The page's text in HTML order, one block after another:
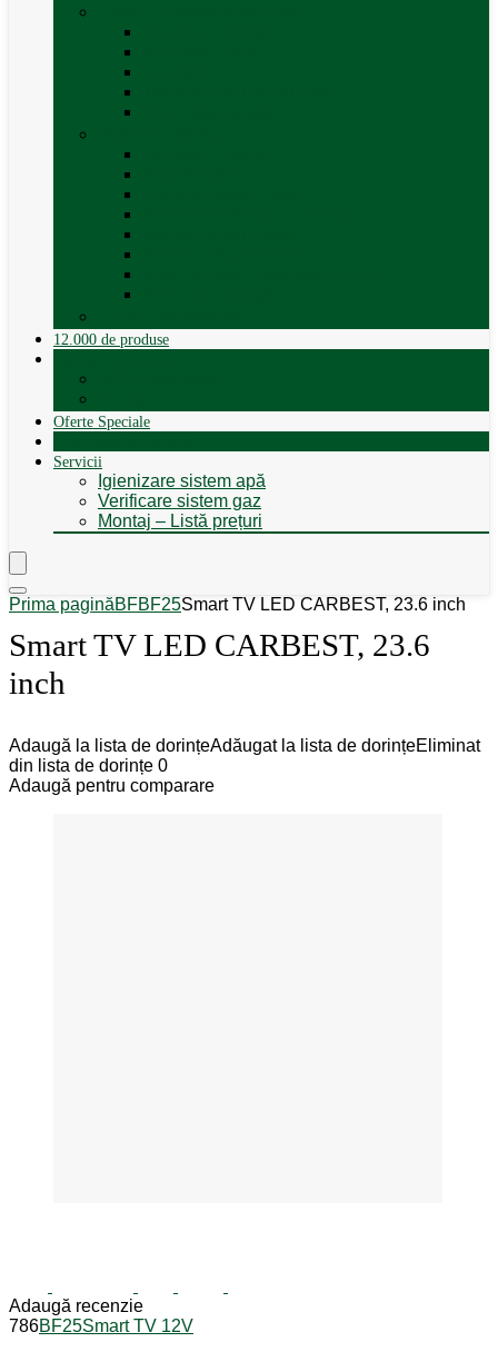
12.000 de produse
Oferte Speciale
Servicii
Igienizare sistem apă
Verificare sistem gaz
Montaj – Listă prețuri
Prima paginăBFBF25Smart TV LED CARBEST, 23.6 inch
Smart TV LED CARBEST, 23.6
inch
Adaugă la lista de dorințeAdăugat la lista de dorințeEliminat
din lista de dorințe 0
Adaugă pentru comparare
Adaugă recenzie
786BF25Smart TV 12V